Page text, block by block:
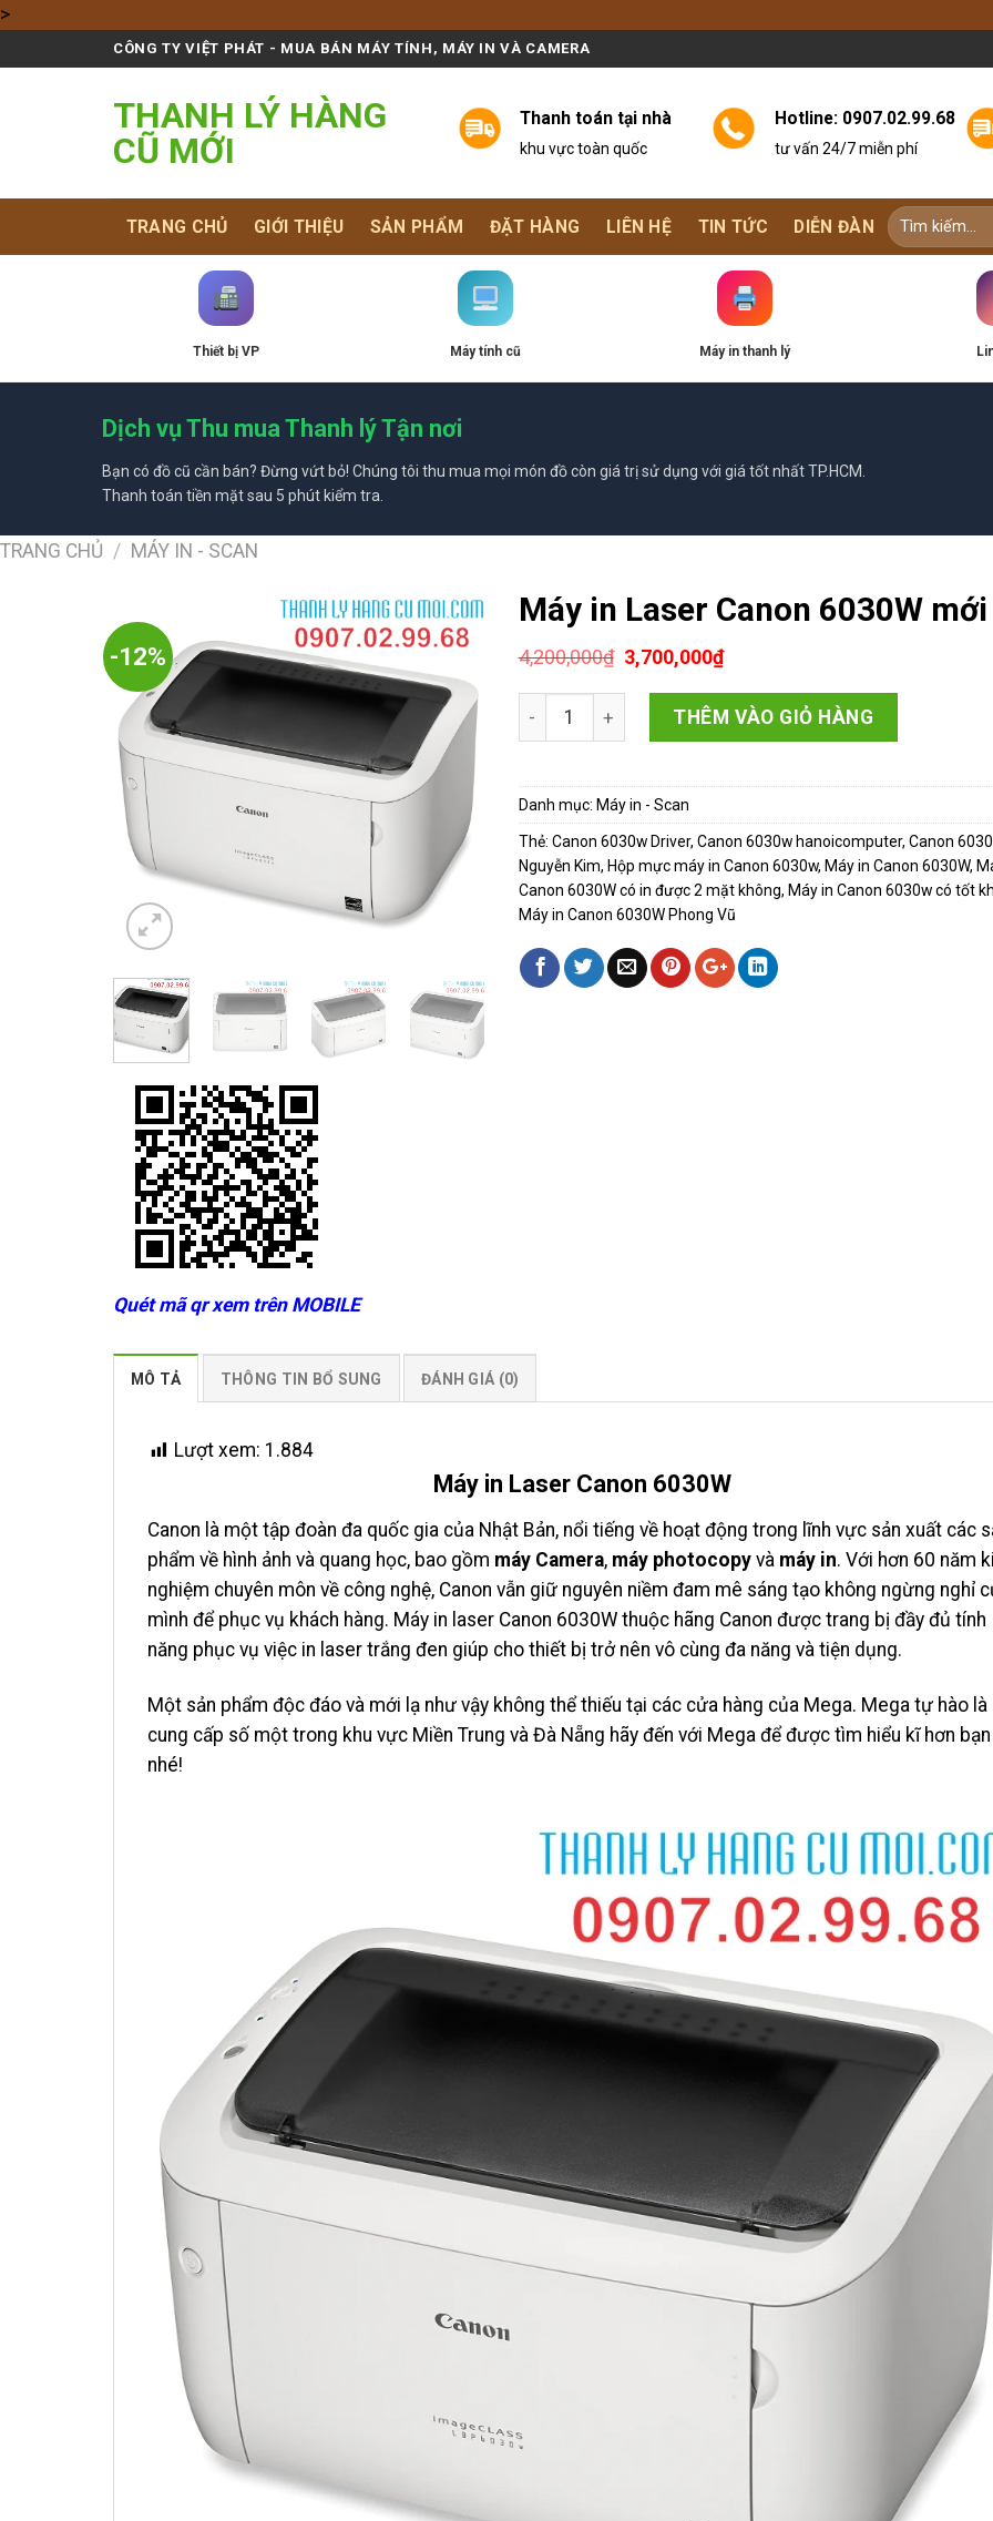
>Skip
content
CÔNG TY VIỆT PHÁT - MUA BÁN MÁY TÍNH, MÁY IN VÀ CAMERA
THANH LÝ HÀNG
CŨ MỚI
Thanh toán tại nhà
khu vực toàn quốc
Hotline: 0907.02.99.68
tư vấn 24/7 miễn phí
TRANG CHỦ GIỚI THIỆU SẢN PHẨM ĐẶT HÀNG LIÊN HỆ TIN TỨC DIỄN ĐÀN
Thiết bị VP Máy tính cũ Máy in thanh lý
Dịch vụ Thu mua Thanh lý Tận nơi
Bạn có đồ cũ cần bán? Đừng vứt bỏ! Chúng tôi thu mua mọi món đồ còn giá trị sử dụng với giá tốt nhất TP.HCM.
Thanh toán tiền mặt sau 5 phút kiểm tra.
TRANG CHỦ / MÁY IN - SCAN
-12%
Quét mã qr xem trên MOBILE
Máy in Laser Canon 6030W mới
4,200,000₫ Giá
gốc
là:
4,200,000₫.
3,700,000₫Giá
hiện
tại
là:
Máy in Laser Canon 6030W mới số lượng
THÊM VÀO GIỎ HÀNG
Danh mục: Máy in - Scan
Thẻ: Canon 6030w Driver, Canon 6030w hanoicomputer, Canon
Nguyễn Kim, Hộp mực máy in Canon 6030w, Máy in Canon 6030W,
Canon 6030W có in được 2 mặt không, Máy in Canon 6030w có tốt
Máy in Canon 6030W Phong Vũ
MÔ TẢ THÔNG TIN BỔ SUNG ĐÁNH GIÁ (0)
Lượt xem: 1.884
Máy in Laser Canon 6030W
Canon là một tập đoàn đa quốc gia của Nhật Bản, nổi tiếng về hoạt động trong lĩnh vực sản xuất các
phẩm về hình ảnh và quang học, bao gồm máy Camera, máy photocopy và máy in. Với hơn 60 năm
nghiệm chuyên môn về công nghệ, Canon vẫn giữ nguyên niềm đam mê sáng tạo không ngừng nghỉ
mình để phục vụ khách hàng. Máy in laser Canon 6030W thuộc hãng Canon được trang bị đầy đủ tính
năng phục vụ việc in laser trắng đen giúp cho thiết bị trở nên vô cùng đa năng và tiện dụng.
Một sản phẩm độc đáo và mới lạ như vậy không thể thiếu tại các cửa hàng của Mega. Mega tự hào là
cung cấp số một trong khu vực Miền Trung và Đà Nẵng hãy đến với Mega để được tìm hiểu kĩ hơn bạn
nhé!